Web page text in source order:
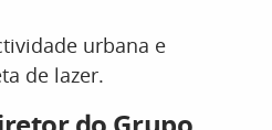
urbana e
de lazer.